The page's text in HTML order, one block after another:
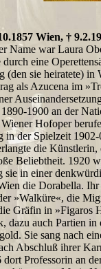
Wien, †
Name war Laura
eine
sie heiratete) in
als Azucena im
1900 an der
Hofoper
in der Spielzeit
die
Beliebtheit. 1920
sie in einer
die Dorabella. Ihr
»Walküre«, die
Gräfin in »Figaros
dazu auch Partien in
Sie sang nach
Abschluß ihrer
Professorin an